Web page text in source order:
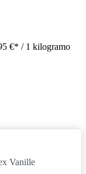
€* / 1 kilogramo
Vanille